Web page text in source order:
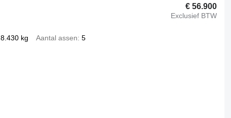
€ 56.900
Exclusief BTW
8.430 kg Aantal assen 5